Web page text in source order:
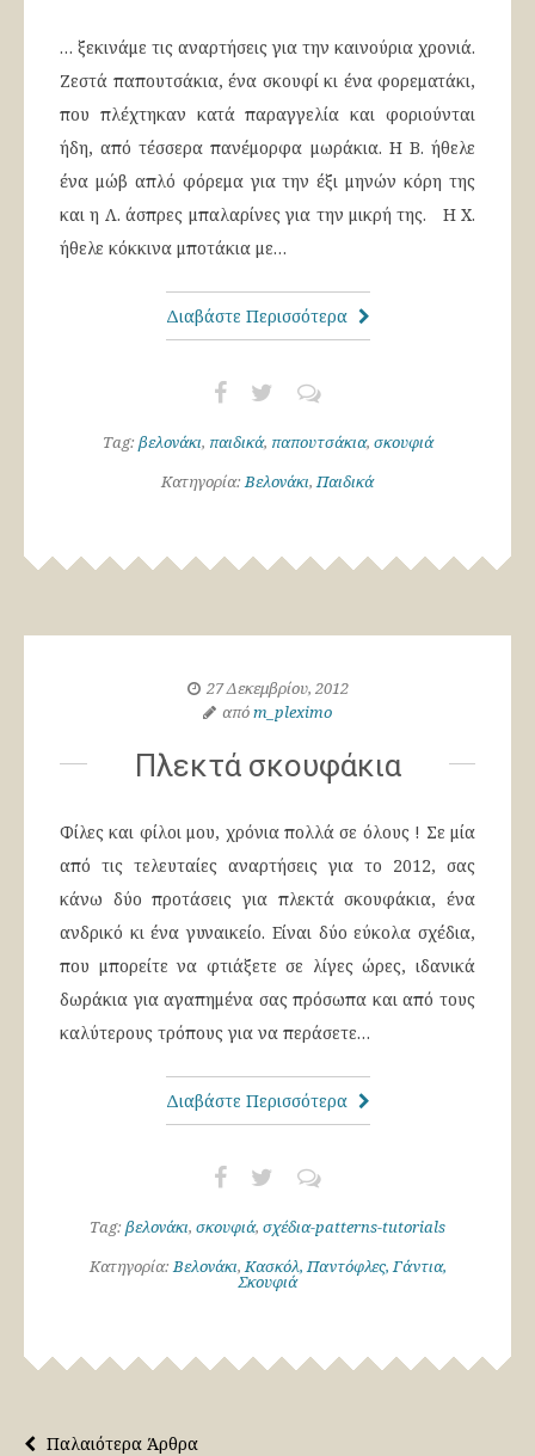
… ξεκινάμε τις αναρτήσεις για την καινούρια χρονιά.
Ζεστά παπουτσάκια, ένα σκουφί κι ένα φορεματάκι,
που πλέχτηκαν κατά παραγγελία και φοριούνται
ήδη, από τέσσερα πανέμορφα μωράκια. Η Β. ήθελε
ένα μώβ απλό φόρεμα για την έξι μηνών κόρη της
και η Λ. άσπρες μπαλαρίνες για την μικρή της. Η Χ.
ήθελε κόκκινα μποτάκια με…
Διαβάστε Περισσότερα
Tag: βελονάκι, παιδικά, παπουτσάκια, σκουφιά
Κατηγορία:Βελονάκι,Παιδικά
27 Δεκεμβρίου, 2012
απόm_pleximo
Πλεκτά σκουφάκια
Φίλες και φίλοι μου, χρόνια πολλά σε όλους ! Σε μία
από τις τελευταίες αναρτήσεις για το 2012, σας
κάνω δύο προτάσεις για πλεκτά σκουφάκια, ένα
ανδρικό κι ένα γυναικείο. Είναι δύο εύκολα σχέδια,
που μπορείτε να φτιάξετε σε λίγες ώρες, ιδανικά
δωράκια για αγαπημένα σας πρόσωπα και από τους
καλύτερους τρόπους για να περάσετε…
Διαβάστε Περισσότερα
Tag: βελονάκι, σκουφιά, σχέδια-patterns-tutorials
Κατηγορία:Βελονάκι,Κασκόλ, Παντόφλες, Γάντια,
Σκουφιά
Παλαιότερα Άρθρα